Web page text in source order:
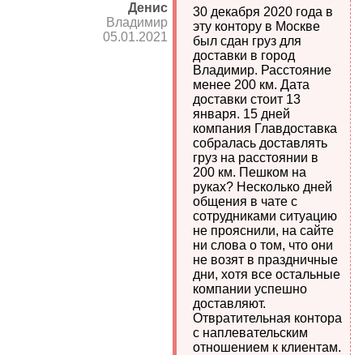
Денис
Владимир
05.01.2021
30 декабря 2020 года в
эту контору в Москве
был сдан груз для
доставки в город
Владимир. Расстояние
менее 200 км. Дата
доставки стоит 13
января. 15 дней
компания Главдоставка
собралась доставлять
груз на расстоянии в
200 км. Пешком на
руках? Несколько дней
общения в чате с
сотрудниками ситуацию
не прояснили, на сайте
ни слова о том, что они
не возят в праздничные
дни, хотя все остальные
компании успешно
доставляют.
Отвратительная контора
с наплевательским
отношением к клиентам.